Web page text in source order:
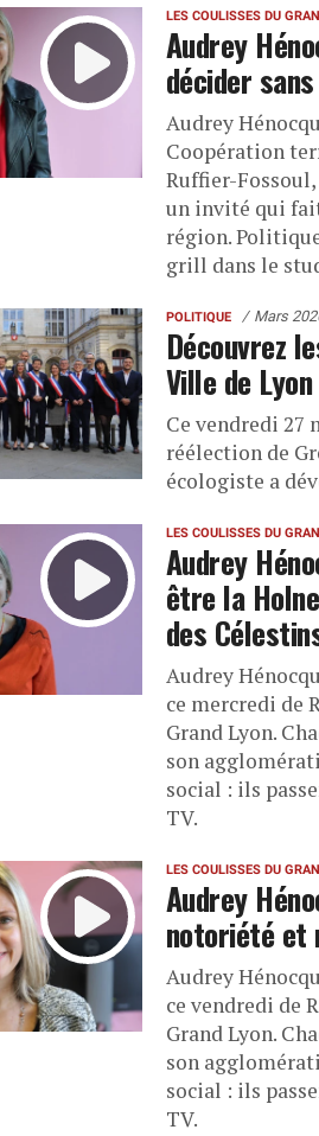
LES COULISSES DU
Audrey
décider
Audrey
Coopération
Ruffier-Fossoul,
un invité qui
région.
grill dans le
POLITIQUE Mars
Découvrez
Ville de Lyon
Ce vendredi 27
réélection de
écologiste a
LES COULISSES DU
Audrey
être la
des
Audrey
ce mercredi de
Grand Lyon.
son
social : ils
TV.
LES COULISSES DU
Audrey
notoriété et
Audrey
ce vendredi de
Grand Lyon.
son
social : ils
TV.